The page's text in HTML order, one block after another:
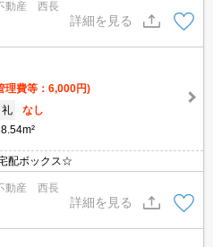
動産 西長
詳細を見る
理費等：6,000円)
礼
なし
配ボックス☆
動産 西長
詳細を見る